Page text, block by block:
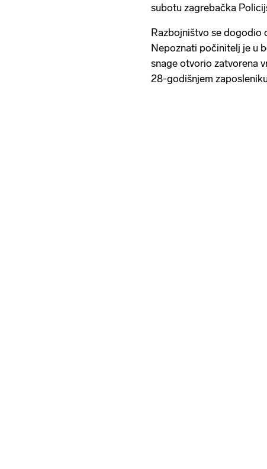
subotu zagrebačka
Razbojništvo se dogodio
Nepoznati počinitelj je u
snage otvorio zatvorena
28-godišnjem